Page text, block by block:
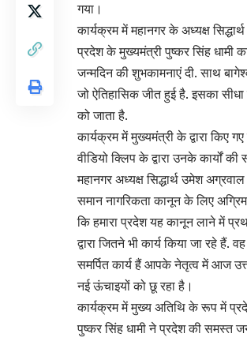
गया।
कार्यक्रम में महानगर के अध्यक्ष
प्रदेश के मुख्यमंत्री पुष्कर सिंह धामी
जन्मदिन की शुभकामनाएं दी. साथ
जो ऐतिहासिक जीत हुई है. इसका
को जाता है.
कार्यक्रम में मुख्यमंत्री के द्वारा किए
वीडियो क्लिप के द्वारा उनके कार्यों की
महानगर अध्यक्ष सिद्धार्थ उमेश
समान नागरिकता कानून के लिए
कि हमारा प्रदेश यह कानून लाने में
द्वारा जितने भी कार्य किया जा रहे हैं.
समर्पित कार्य हैं आपके नेतृत्व में आज
नई ऊंचाइयों को छू रहा है।
कार्यक्रम में मुख्य अतिथि के रूप में
पुष्कर सिंह धामी ने प्रदेश की समस्त